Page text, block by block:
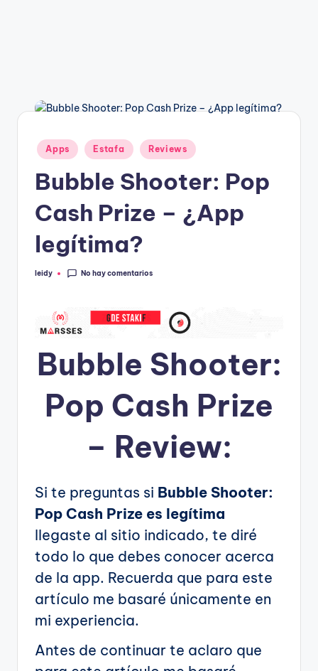
Publicado
en
Apps Estafa Reviews
Bubble Shooter: Pop
Cash Prize – ¿App
legítima?
Publicado
leidy No hay comentarios
Bubble Shooter:
Pop Cash Prize
– Review:
Si te preguntas si Bubble Shooter:
Pop Cash Prize es legítima
llegaste al sitio indicado, te diré
todo lo que debes conocer acerca
de la app. Recuerda que para este
artículo me basaré únicamente en
mi experiencia.
Antes de continuar te aclaro que